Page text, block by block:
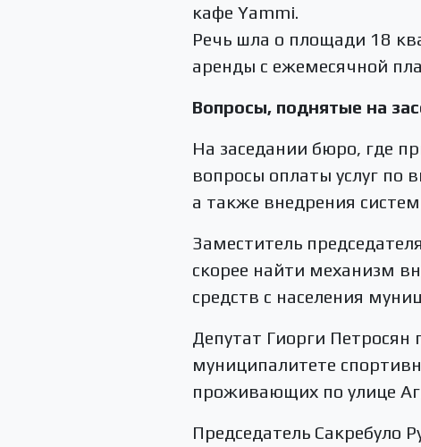
кафе Yammi.
Речь шла о площади 18
аренды с ежемесячной
Вопросы, поднятые на
На заседании бюро, где
вопросы оплаты услуг по
а также внедрения
Заместитель
скорее найти механизм
средств с населения
Депутат Гиорги Петросян
муниципалитете
проживающих по улице
Председатель Сакребуло